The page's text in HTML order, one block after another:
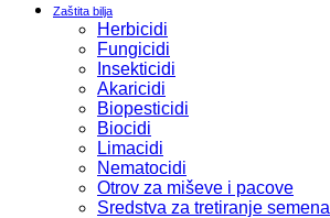
Zaštita bilja
Herbicidi
Fungicidi
Insekticidi
Akaricidi
Biopesticidi
Biocidi
Limacidi
Nematocidi
Otrov za miševe i pacove
Sredstva za tretiranje semena